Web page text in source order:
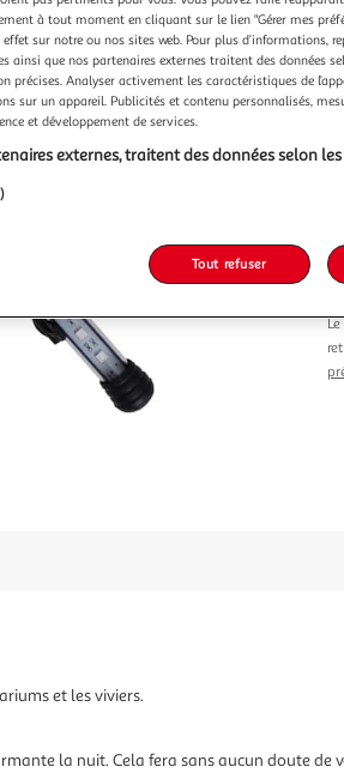
et les viviers.
la nuit. Cela fera sans aucun doute
à tout moment en cliquant sur le lien "Gérer mes
sur notre ou nos sites web. Pour plus d’informations,
ainsi que nos partenaires externes traitent des données
précises. Analyser activement les caractéristiques de
sur un appareil. Publicités et contenu personnalisés,
et développement de services.
externes, traitent des données selon
Tout refuser